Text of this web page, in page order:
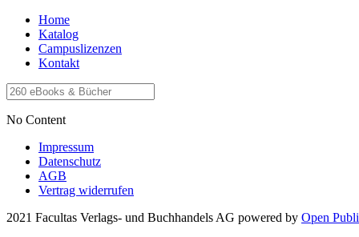
Home
Katalog
Campuslizenzen
Kontakt
No Content
Impressum
Datenschutz
AGB
Vertrag widerrufen
2021 Facultas Verlags- und Buchhandels AG powered by Open